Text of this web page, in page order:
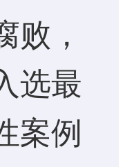
败，
选最
案例